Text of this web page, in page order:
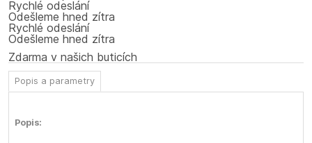
Rychlé odeslání
Odešleme hned zítra
Rychlé odeslání
Odešleme hned zítra
Zdarma v našich buticích
Popis a parametry
Popis: